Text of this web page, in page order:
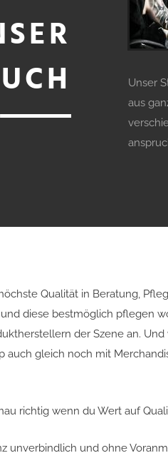
Unser
aus
Qualität in Beratung,
diese bestmöglich pflegen
der Szene an. Und
auch gleich noch mit
richtig wenn du Wert auf
unverbindlich und ohne